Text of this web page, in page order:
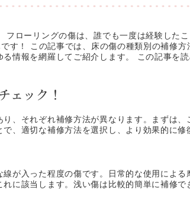
フローリングの傷は、誰でも一度は経験した
す！ この記事では、床の傷の種類別の補修
る情報を網羅してご紹介します。 この記事を
ェック！
り、それぞれ補修方法が異なります。まずは
、適切な補修方法を選択し、より効果的に修
が入った程度の傷です。日常的な使用によ
に該当します。浅い傷は比較的簡単に補修で